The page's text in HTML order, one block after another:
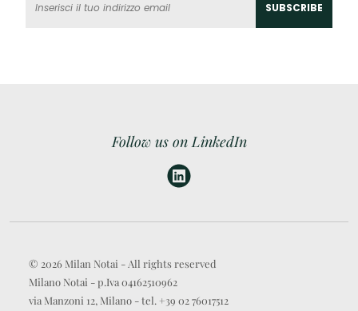
Follow us on LinkedIn
© 2026 Milan Notai - All rights reserved
Milano Notai - p.Iva 04162510962
via Manzoni 12, Milano - tel. +39 02 76017512